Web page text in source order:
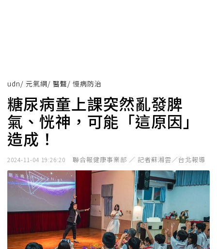
udn/ 元氣網/ 醫聲/ 慢病防治
糖尿病童上課突然亂發脾
氣、恍神，可能「這原因」
造成！
2024-11-04 19:26:20 聯合報健康事業部 ／ 記者蘇湘雲／台北報導